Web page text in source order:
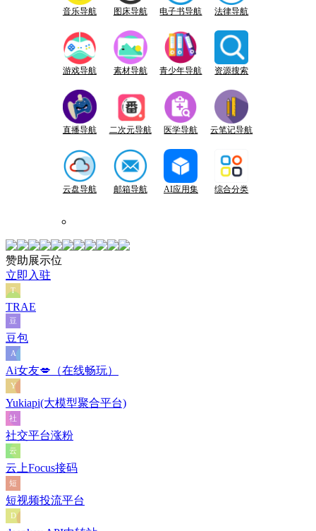
音乐导航 图床导航 电子书导航 法律导航
游戏导航 素材导航 青少年导航 资源搜索
直播导航 二次元导航 医学导航 云笔记导航
云盘导航 邮箱导航 AI应用集 综合分类
赞助展示位
立即入驻
TRAE
豆包
Ai女友💋（在线畅玩）
Yukiapi(大模型聚合平台)
社交平台涨粉
云上Focus接码
短视频投流平台